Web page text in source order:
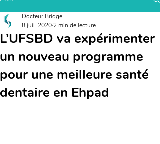
L’UFSBD va expérimenter
un nouveau programme
pour une meilleure santé
dentaire en Ehpad
Docteur Bridge
8 juil. 2020 2 min de lecture